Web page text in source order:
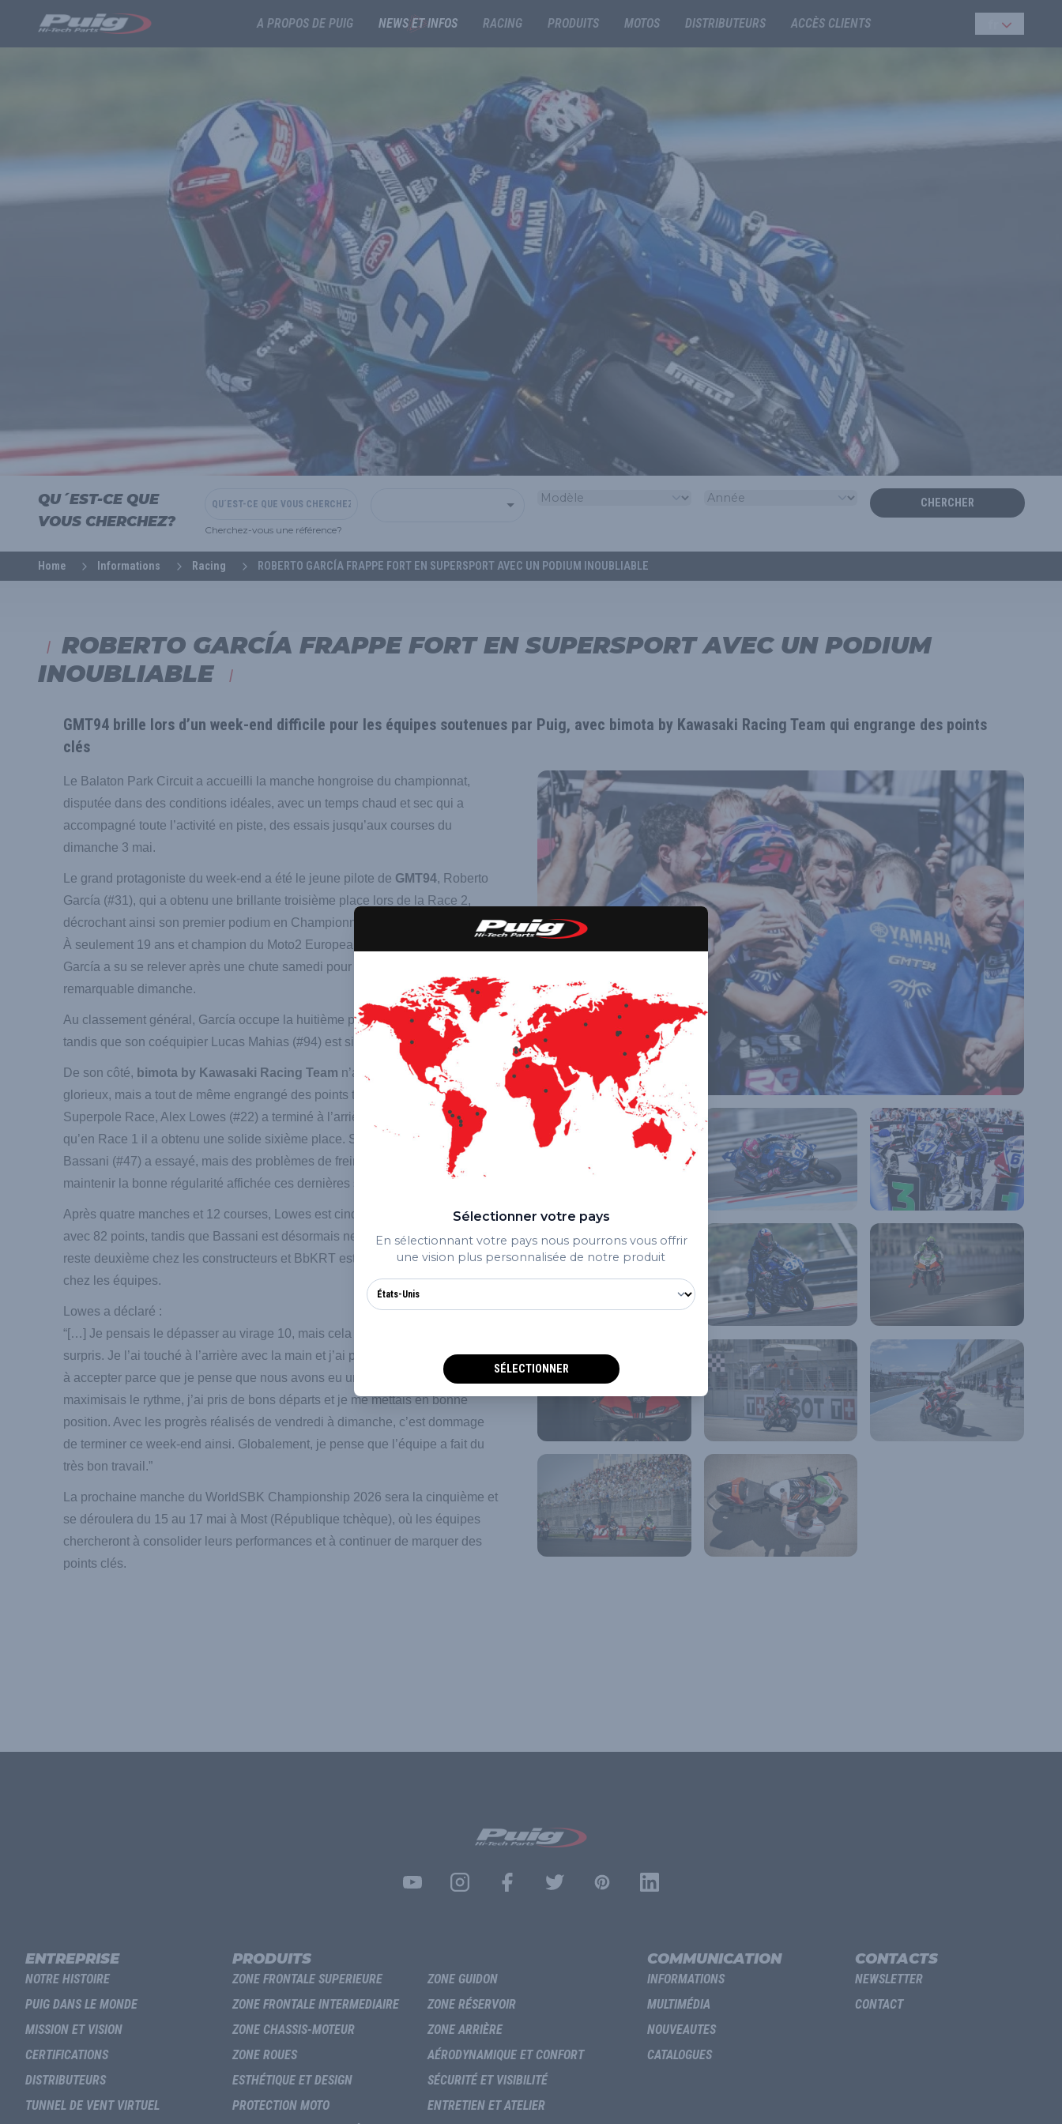
A PROPOS DE PUIG NEWS ET INFOS RACING PRODUITS MOTOS DISTRIBUTEURS ACCÈS CLIENTS
QU´EST-CE QUE
VOUS CHERCHEZ?
Cherchez-vous une référence?
CHERCHER
Home Informations Racing ROBERTO GARCÍA FRAPPE FORT EN SUPERSPORT AVEC UN PODIUM INOUBLIABLE
ROBERTO GARCÍA FRAPPE FORT EN SUPERSPORT AVEC UN PODIUM
INOUBLIABLE
GMT94 brille lors d’un week-end difficile pour les équipes soutenues par Puig, avec bimota by Kawasaki Racing Team qui engrange des points
clés
Le Balaton Park Circuit a accueilli la manche hongroise du championnat,
disputée dans des conditions idéales, avec un temps chaud et sec qui a
accompagné toute l’activité en piste, des essais jusqu’aux courses du
dimanche 3 mai.
Le grand protagoniste du week-end a été le jeune pilote de GMT94, Roberto
García (#31), qui a obtenu une brillante troisième place lors de la Race 2,
décrochant ainsi son premier podium en Championnat du Monde Supersport.
À seulement 19 ans et champion du Moto2 European Championship 2024,
García a su se relever après une chute samedi pour réaliser une performance
remarquable dimanche.
Au classement général, García occupe la huitième position avec 57 points,
tandis que son coéquipier Lucas Mahias (#94) est sixième avec 65 unités.
De son côté, bimota by Kawasaki Racing Team n’a pas connu un week-end
glorieux, mais a tout de même engrangé des points très précieux. Lors de la
Superpole Race, Alex Lowes (#22) a terminé à l’arrière du top 10, tandis
qu’en Race 1 il a obtenu une solide sixième place. Son coéquipier Axel
Bassani (#47) a essayé, mais des problèmes de freins l’ont empêché de
maintenir la bonne régularité affichée ces dernières semaines.
Après quatre manches et 12 courses, Lowes est cinquième au classement
avec 82 points, tandis que Bassani est désormais neuvième avec 67. Bimota
reste deuxième chez les constructeurs et BbKRT est actuellement troisième
chez les équipes.
Lowes a déclaré :
“[…] Je pensais le dépasser au virage 10, mais cela m’a complètement
surpris. Je l’ai touché à l’arrière avec la main et j’ai perdu l’avant. C’est difficile
à accepter parce que je pense que nous avons eu un week-end très positif, je
maximisais le rythme, j’ai pris de bons départs et je me mettais en bonne
position. Avec les progrès réalisés de vendredi à dimanche, c’est dommage
de terminer ce week-end ainsi. Globalement, je pense que l’équipe a fait du
très bon travail.”
La prochaine manche du WorldSBK Championship 2026 sera la cinquième et
se déroulera du 15 au 17 mai à Most (République tchèque), où les équipes
chercheront à consolider leurs performances et à continuer de marquer des
points clés.
ENTREPRISE
NOTRE HISTOIRE
PUIG DANS LE MONDE
MISSION ET VISION
CERTIFICATIONS
DISTRIBUTEURS
TUNNEL DE VENT VIRTUEL
PRODUITS
ZONE FRONTALE SUPERIEURE
ZONE GUIDON
ZONE FRONTALE INTERMEDIAIRE
ZONE RÉSERVOIR
ZONE CHASSIS-MOTEUR
ZONE ARRIÈRE
ZONE ROUES
AÉRODYNAMIQUE ET CONFORT
ESTHÉTIQUE ET DESIGN
SÉCURITÉ ET VISIBILITÉ
PROTECTION MOTO
ENTRETIEN ET ATELIER
COMMUNICATION
INFORMATIONS
MULTIMÉDIA
NOUVEAUTES
CATALOGUES
CONTACTS
NEWSLETTER
CONTACT
Sélectionner votre pays
En sélectionnant votre pays nous pourrons vous offrir
une vision plus personnalisée de notre produit
SÉLECTIONNER